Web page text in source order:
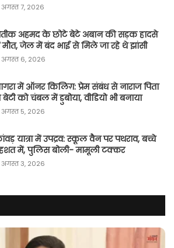
अगस्त 7, 2026
अहमद के छोटे बेटे अबान की सड़क हादसे
जेल में बंद भाई से मिले जा रहे थे झांसी
अगस्त 6, 2026
में ऑनर किलिग़: प्रेम संबंध से नाराज पिता
को चंबल में डुबोया, वीडियो भी बनाया
अगस्त 5, 2026
यात्रा में उपद्रव: स्कूल वैन पर पथराव, बच्चे
में, पुलिस बोली- मामूली टक्कर
अगस्त 3, 2026